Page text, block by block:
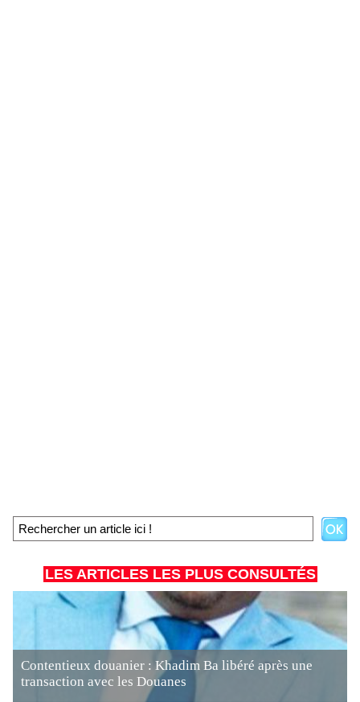
LES ARTICLES LES PLUS CONSULTÉS
Contentieux douanier : Khadim Ba libéré après une
transaction avec les Douanes